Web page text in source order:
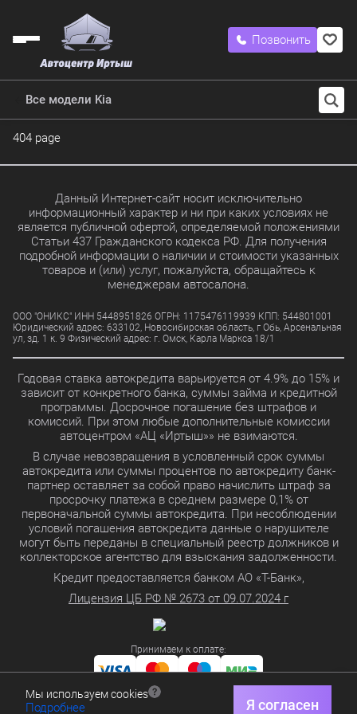
Позвонить
Все модели Kia
404 page
Данный Интернет-сайт носит исключительно
информационный характер и ни при каких условиях не
является публичной офертой, определяемой положениями
Статьи 437 Гражданского кодекса РФ. Для получения
подробной информации о наличии и стоимости указанных
товаров и (или) услуг, пожалуйста, обращайтесь к
менеджерам автосалона.
ООО "ОНИКС" ИНН 5448951826 ОГРН: 1175476119939 КПП: 544801001
Юридический адрес: 633102, Новосибирская область, г Обь, Арсенальная
ул, зд. 1 к. 9 Физический адрес: г. Омск, Карла Маркса 18/1
Годовая ставка автокредита варьируется от 4.9% до 15% и
зависит от конкретного банка, суммы займа и кредитной
программы. Досрочное погашение без штрафов и
комиссий. При этом любые дополнительные комиссии
автоцентром «АЦ «Иртыш»» не взимаются.
В случае невозвращения в условленный срок суммы
автокредита или суммы процентов по автокредиту банк-
партнер оставляет за собой право начислить штраф за
просрочку платежа в среднем размере 0,1% от
первоначальной суммы автокредита. При несоблюдении
условий погашения автокредита данные о нарушителе
могут быть переданы в специальный реестр должников и
коллекторское агентство для взыскания задолженности.
Кредит предоставляется банком АО «Т-Банк»,
Лицензия ЦБ РФ № 2673 от 09.07.2024 г
Принимаем к оплате:
Политика в отношении обработки персональных данных
Мы используем cookies
Подробнее Я согласен